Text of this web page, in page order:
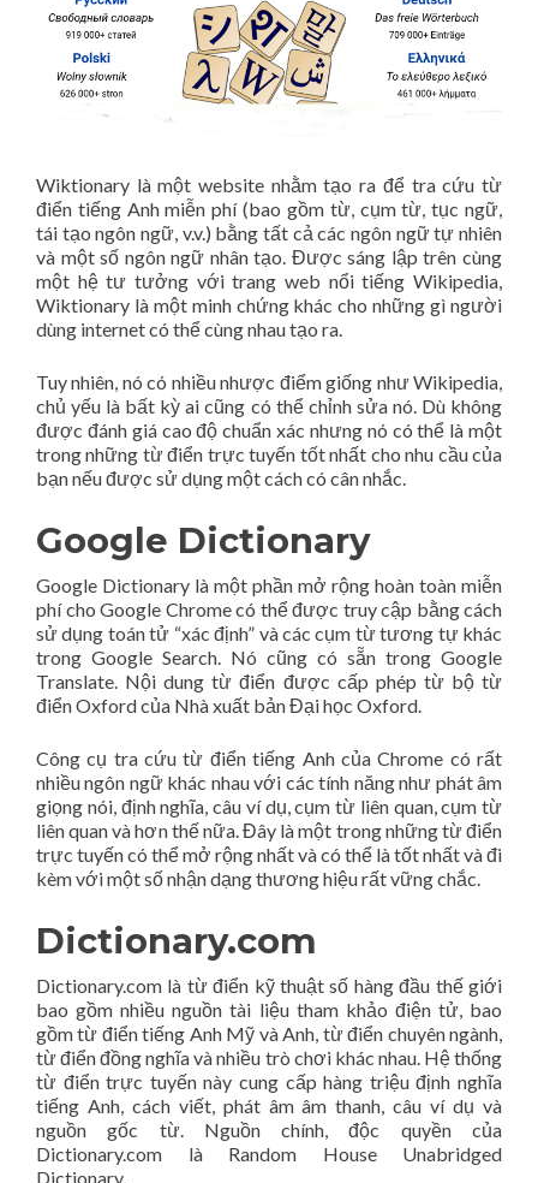
Wiktionary là một website nhằm tạo ra để tra cứu từ
điển tiếng Anh miễn phí (bao gồm từ, cụm từ, tục ngữ,
tái tạo ngôn ngữ, v.v.) bằng tất cả các ngôn ngữ tự nhiên
và một số ngôn ngữ nhân tạo. Được sáng lập trên cùng
một hệ tư tưởng với trang web nổi tiếng Wikipedia,
Wiktionary là một minh chứng khác cho những gì người
dùng internet có thể cùng nhau tạo ra.
Tuy nhiên, nó có nhiều nhược điểm giống như Wikipedia,
chủ yếu là bất kỳ ai cũng có thể chỉnh sửa nó. Dù không
được đánh giá cao độ chuẩn xác nhưng nó có thể là một
trong những từ điển trực tuyến tốt nhất cho nhu cầu của
bạn nếu được sử dụng một cách có cân nhắc.
Google Dictionary
Google Dictionary là một phần mở rộng hoàn toàn miễn
phí cho Google Chrome có thể được truy cập bằng cách
sử dụng toán tử “xác định” và các cụm từ tương tự khác
trong Google Search. Nó cũng có sẵn trong Google
Translate. Nội dung từ điển được cấp phép từ bộ từ
điển Oxford của Nhà xuất bản Đại học Oxford.
Công cụ tra cứu từ điển tiếng Anh của Chrome có rất
nhiều ngôn ngữ khác nhau với các tính năng như phát âm
giọng nói, định nghĩa, câu ví dụ, cụm từ liên quan, cụm từ
liên quan và hơn thế nữa. Đây là một trong những từ điển
trực tuyến có thể mở rộng nhất và có thể là tốt nhất và đi
kèm với một số nhận dạng thương hiệu rất vững chắc.
Dictionary.com
Dictionary.com là từ điển kỹ thuật số hàng đầu thế giới
bao gồm nhiều nguồn tài liệu tham khảo điện tử, bao
gồm từ điển tiếng Anh Mỹ và Anh, từ điển chuyên ngành,
từ điển đồng nghĩa và nhiều trò chơi khác nhau. Hệ thống
từ điển trực tuyến này cung cấp hàng triệu định nghĩa
tiếng Anh, cách viết, phát âm âm thanh, câu ví dụ và
nguồn gốc từ. Nguồn chính, độc quyền của
Dictionary.com là Random House Unabridged
Dictionary.